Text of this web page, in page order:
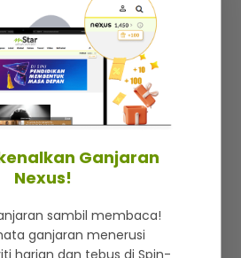
Ganjaran
Nexus!
sambil membaca!
ganjaran menerusi
harian dan tebus di Spin-